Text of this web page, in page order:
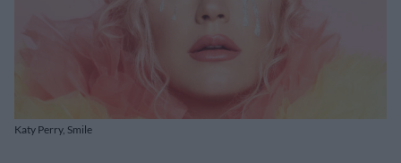
Katy Perry, Smile